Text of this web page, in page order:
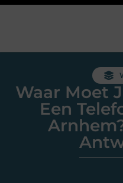
Waar Moet
Een